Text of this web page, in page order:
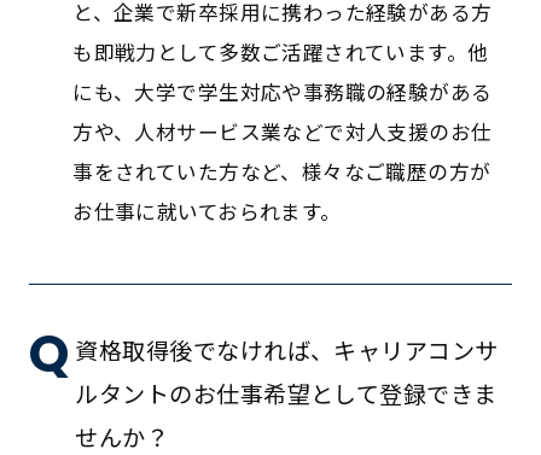
と、企業で新卒採用に携わった経験がある方
も即戦力として多数ご活躍されています。他
にも、大学で学生対応や事務職の経験がある
方や、人材サービス業などで対人支援のお仕
事をされていた方など、様々なご職歴の方が
お仕事に就いておられます。
Q 資格取得後でなければ、キャリアコンサ
ルタントのお仕事希望として登録できま
せんか？